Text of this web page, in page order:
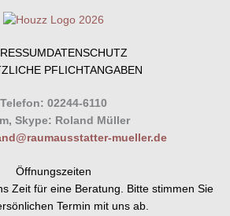
DATENSCHUTZ
PFLICHTANGABEN
Telefon: 02244-6110
Skype: Roland Müller
mueller.de
Öffnungszeiten
Zeit für eine Beratung. Bitte stimmen Sie
Termin mit uns ab.